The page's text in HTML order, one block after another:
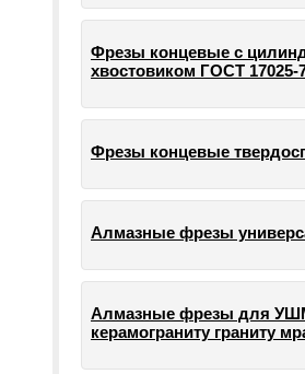
Фрезы концевые с
хвостовиком ГОСТ 17025-
Фрезы концевые
Алмазные фрезы
Алмазные фрезы для
керамограниту граниту